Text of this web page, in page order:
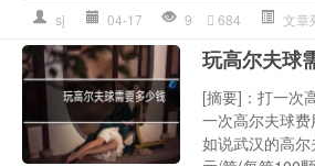
sj 04-17 9 684 文章
玩高尔夫球
[摘要]：打一次
一次高尔夫球
如说武汉的高